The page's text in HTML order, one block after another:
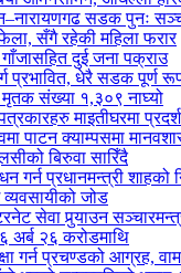
सडक पुनः
सँगै रहेकी महिला फरार
दुई जना पक्राउ
प्रभावित, धेरै सडक पूर्ण
मृतक संख्या १,३०९ नाघ्यो
माइतीघरमा
पाटन क्याम्पसमा
बिरुवा सारिँदै
गर्न प्रधानमन्त्री शाहको
व्यवसायीको जोड
सेवा पुर्‍याउन
अर्ब २६ करोडमाथि
गर्न प्रचण्डको आग्रह,